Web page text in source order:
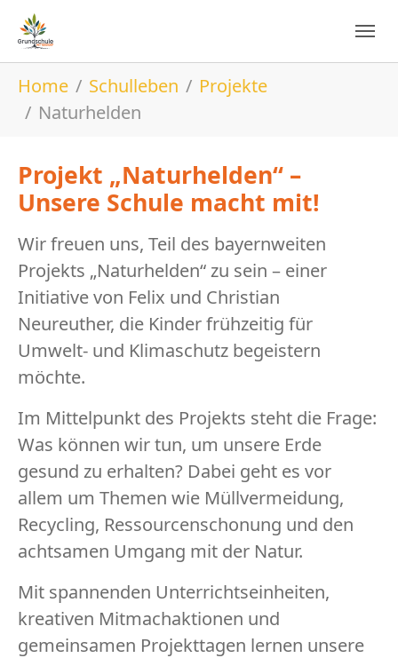
Zur Hauptnavigation springen
Zum Hauptinhalt springen
Zum Seitenfußspringen
Sie sind hier:
Home Schulleben
Projekte
Naturhelden
Projekt „Naturhelden“ –
Unsere Schule macht mit!
Wir freuen uns, Teil des bayernweiten
Projekts „Naturhelden“ zu sein – einer
Initiative von Felix und Christian
Neureuther, die Kinder frühzeitig für
Umwelt- und Klimaschutz begeistern
möchte.
Im Mittelpunkt des Projekts steht die Frage:
Was können wir tun, um unsere Erde
gesund zu erhalten? Dabei geht es vor
allem um Themen wie Müllvermeidung,
Recycling, Ressourcenschonung und den
achtsamen Umgang mit der Natur.
Mit spannenden Unterrichtseinheiten,
kreativen Mitmachaktionen und
gemeinsamen Projekttagen lernen unsere